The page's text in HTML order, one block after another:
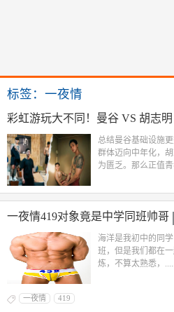
标签：一夜情
彩虹游玩大不同！曼谷 VS 胡志明
总结曼谷基础设施
群体迈向中年化，
为匮乏。那么正值
一夜情419对象竟是中学同班帅哥
海洋是我初中的同
班，但是我们都在
炼，不算太熟悉，
一夜情 419